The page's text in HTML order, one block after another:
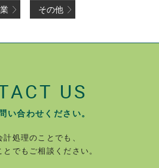
その他
US
い合わせください。
処理のことでも、
でもご相談ください。